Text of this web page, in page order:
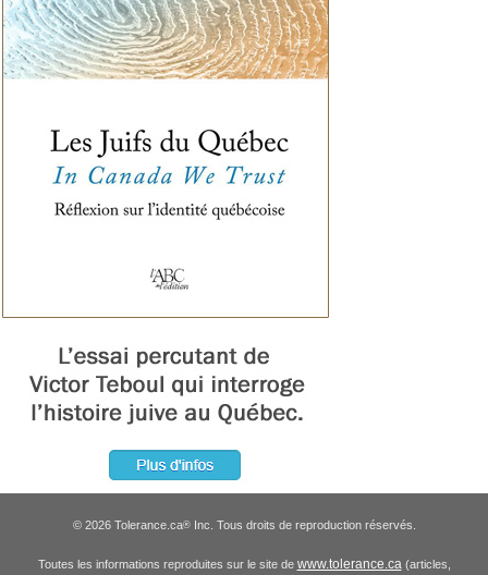
© 2026 Tolerance.ca®Inc. Tous droits de reproduction réservés.
Toutes les informations reproduites sur le site de www.tolerance.ca(articles,